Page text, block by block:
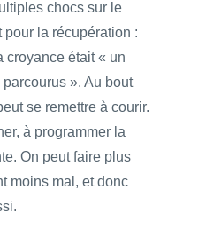
chocs sur le
pour la récupération :
croyance était « un
». Au bout
se remettre à courir.
à programmer la
On peut faire plus
moins mal, et donc